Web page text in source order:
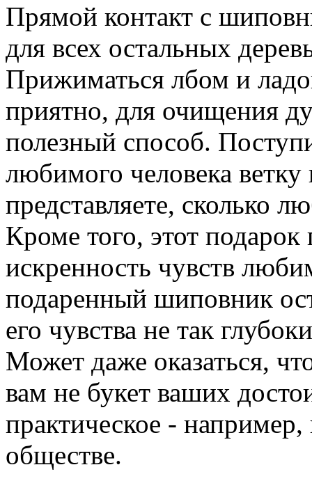
Прямой контакт с
для всех остальных
Прижиматься лбом и
приятно, для очищения
полезный способ.
любимого человека
представляете, сколько
Кроме того, этот
искренность чувств
подаренный шиповник
его чувства не так
Может даже оказаться,
вам не букет ваших
практическое -
обществе.